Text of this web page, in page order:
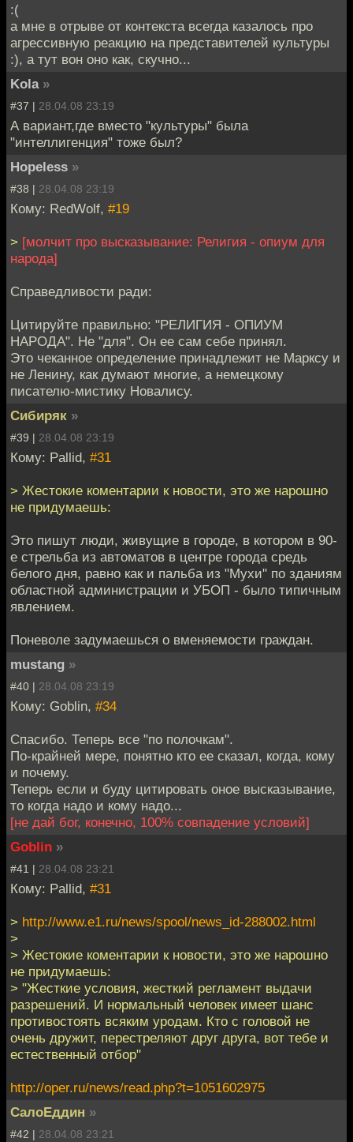
:(
а мне в отрыве от контекста всегда казалось про
агрессивную реакцию на представителей культуры
:), а тут вон оно как, скучно...
Kola »
#37 | 28.04.08 23:19
А вариант,где вместо "культуры" была
"интеллигенция" тоже был?
Hopeless »
#38 | 28.04.08 23:19
Кому: RedWolf, #19
> [молчит про высказывание: Религия - опиум для
народа]
Справедливости ради:
Цитируйте правильно: "РЕЛИГИЯ - ОПИУМ
НАРОДА". Не "для". Он ее сам себе принял.
Это чеканное определение принадлежит не Марксу и
не Ленину, как думают многие, а немецкому
писателю-мистику Новалису.
Сибиряк »
#39 | 28.04.08 23:19
Кому: Pallid, #31
> Жестокие коментарии к новости, это же нарошно
не придумаешь:
Это пишут люди, живущие в городе, в котором в 90-
е стрельба из автоматов в центре города средь
белого дня, равно как и пальба из "Мухи" по зданиям
областной администрации и УБОП - было типичным
явлением.
Поневоле задумаешься о вменяемости граждан.
mustang »
#40 | 28.04.08 23:19
Кому: Goblin, #34
Спасибо. Теперь все "по полочкам".
По-крайней мере, понятно кто ее сказал, когда, кому
и почему.
Теперь если и буду цитировать оное высказывание,
то когда надо и кому надо...
[не дай бог, конечно, 100% совпадение условий]
Goblin »
#41 | 28.04.08 23:21
Кому: Pallid, #31
> http://www.e1.ru/news/spool/news_id-288002.html
>
> Жестокие коментарии к новости, это же нарошно
не придумаешь:
> "Жесткие условия, жесткий регламент выдачи
разрешений. И нормальный человек имеет шанс
противостоять всяким уродам. Кто с головой не
очень дружит, перестреляют друг друга, вот тебе и
естественный отбор"
http://oper.ru/news/read.php?t=1051602975
СалоЕддин »
#42 | 28.04.08 23:21